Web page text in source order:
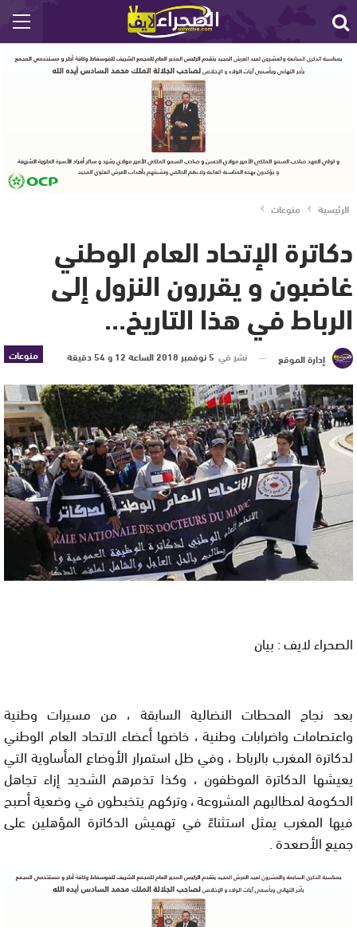
الرئيسية منوعات
دكاترة الإتحاد العام الوطني
غاضبون و يقررون النزول إلى
الرباط في هذا التاريخ…
منوعات إدارة الموقع نشر في 5 نوفمبر 2018 الساعة 12 و 54 دقيقة
الصحراء لايف : بيان
ﺑﻌﺪ ﻧﺠﺎﺡ ﺍﻟﻤﺤﻄﺎﺕ ﺍﻟﻨﻀﺎﻟﻴﺔ ﺍﻟﺴﺎﺑﻘﺔ ، ﻣﻦ ﻣﺴﻴﺮﺍﺕ ﻭﻃﻨﻴﺔ
ﻭﺍﻋﺘﺼﺎﻣﺎﺕ ﻭﺍﺿﺮﺍﺑﺎﺕ ﻭﻃﻨﻴﺔ ، ﺧﺎﺿﻬﺎ ﺃﻋﻀﺎﺀ ﺍﻻﺗﺤﺎﺩ ﺍﻟﻌﺎﻡ ﺍﻟﻮﻃﻨﻲ
ﻟﺪﻛﺎﺗﺮﺓ ﺍﻟﻤﻐﺮﺏ ﺑﺎﻟﺮﺑﺎﻁ ، ﻭﻓﻲ ﻇﻞ ﺍﺳﺘﻤﺮﺍﺭ ﺍﻷﻭﺿﺎﻉ ﺍﻟﻤﺄﺳﺎﻭﻳﺔ ﺍﻟﺘﻲ
ﻳﻌﻴﺸﻬﺎ ﺍﻟﺪﻛﺎﺗﺮﺓ ﺍﻟﻤﻮﻇﻔﻮﻥ ، ﻭﻛﺬﺍ ﺗﺬﻣﺮﻫﻢ ﺍﻟﺸﺪﻳﺪ ﺇﺯﺍﺀ ﺗﺠﺎﻫﻞ
ﺍﻟﺤﻜﻮﻣﺔ ﻟﻤﻄﺎﻟﺒﻬﻢ ﺍﻟﻤﺸﺮﻭﻋﺔ ، ﻭﺗﺮﻛﻬﻢ ﻳﺘﺨﺒﻄﻮﻥ ﻓﻲ ﻭﺿﻌﻴﺔ ﺃﺻﺒﺢ
ﻓﻴﻬﺎ ﺍﻟﻤﻐﺮﺏ ﻳﻤﺜﻞ ﺍﺳﺘﺜﻨﺎﺀً ﻓﻲ ﺗﻬﻤﻴﺶ ﺍﻟﺪﻛﺎﺗﺮﺓ ﺍﻟﻤﺆﻫﻠﻴﻦ ﻋﻠﻰ
ﺟﻤﻴﻊ ﺍﻷﺻﻌﺪﺓ .